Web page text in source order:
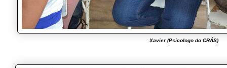
Xavier (Psicologo do CRÁS)